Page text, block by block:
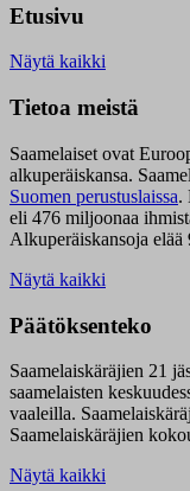
Etusivu
Näytä kaikki
Tietoa meistä
Saamelaiset ovat
alkuperäiskansa.
Suomen perustuslaissa.
eli 476 miljoonaa
Alkuperäiskansoja
Näytä kaikki
Päätöksenteko
Saamelaiskäräjien 21
saamelaisten
vaaleilla.
Saamelaiskäräjien
Näytä kaikki